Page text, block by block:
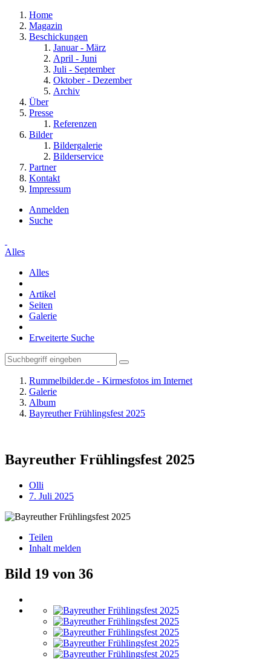
Home
Magazin
Beschickungen
Januar - März
April - Juni
Juli - September
Oktober - Dezember
Archiv
Über
Presse
Referenzen
Bilder
Bildergalerie
Bilderservice
Partner
Kontakt
Impressum
Anmelden
Suche
Alles
Alles
Artikel
Seiten
Galerie
Erweiterte Suche
Rummelbilder.de - Kirmesfotos im Internet
Galerie
Album
Bayreuther Frühlingsfest 2025
Bayreuther Frühlingsfest 2025
Olli
7. Juli 2025
Teilen
Inhalt melden
Bild 19 von 36